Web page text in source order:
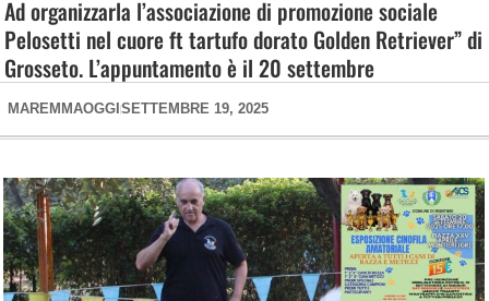
Ad organizzarla l’associazione di promozione sociale
Pelosetti nel cuore ft tartufo dorato Golden Retriever” di
Grosseto. L’appuntamento è il 20 settembre
MAREMMAOGGI SETTEMBRE 19, 2025